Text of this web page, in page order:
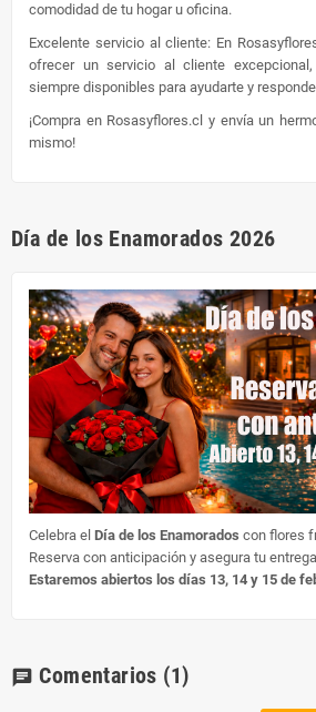
comodidad de tu hogar u oficina.
Excelente servicio al cliente: En
ofrecer un servicio al cliente
siempre disponibles para ayudarte y
¡Compra en Rosasyflores.cl y envía un
mismo!
Día de los Enamorados 2026
Celebra el Día de los Enamorados con flores
Reserva con anticipación y asegura tu
Estaremos abiertos los días 13, 14 y 15 de
chat Comentarios (1)